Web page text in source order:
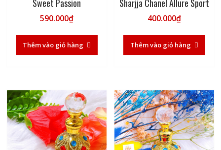
Sweet Passion
590.000₫
Thêm vào giỏ hàng
Sharjja Chanel Allure Sport
400.000₫
Thêm vào giỏ hàng